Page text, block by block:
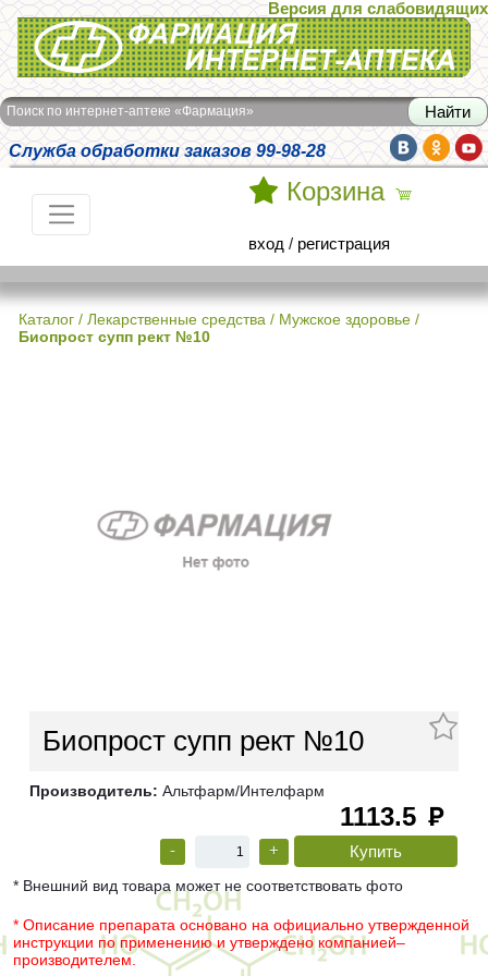
Интернет-аптека Фармация
Версия для слабовидящих
Поиск по интернет-аптеке «Фармация»
Служба обработки заказов 99-98-28
Корзина
вход / регистрация
Каталог / Лекарственные средства / Мужское здоровье /
Биопрост супп рект №10
Биопрост супп рект №10
Производитель: Альтфарм/Интелфарм
1113.5 руб
- +
* Внешний вид товара может не соответствовать фото
* Описание препарата основано на официально утвержденной
инструкции по применению и утверждено компанией–
производителем.